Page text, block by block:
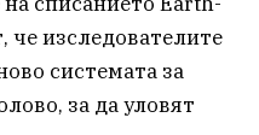
че изследователите
системата за
за да уловят